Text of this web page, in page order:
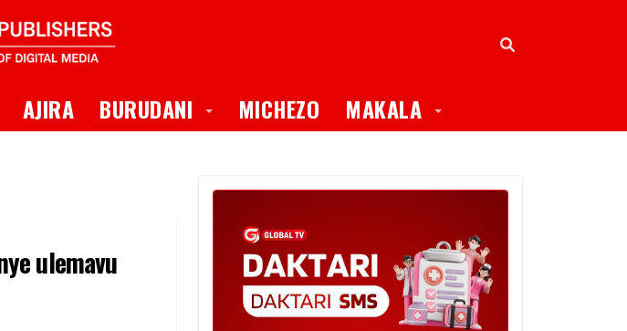
AJIRA BURUDANI Toggle Dropdown
MICHEZO MAKALA Toggle Dropdown
ulemavu